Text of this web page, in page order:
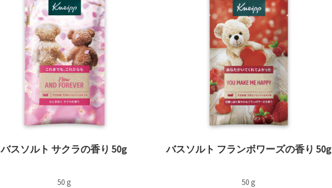
バスソルト サクラの香り 50g
50 g
バスソルト フランボワーズの香り 50g
50 g